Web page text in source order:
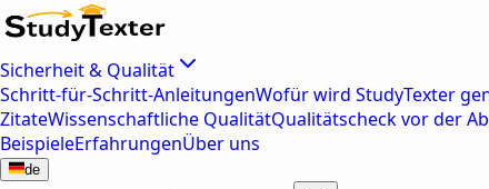
Sicherheit & Qualität
Schritt-für-Schritt-AnleitungenWofür wird StudyTexter
ZitateWissenschaftliche QualitätQualitätscheck vor der
BeispieleErfahrungenÜber uns
de